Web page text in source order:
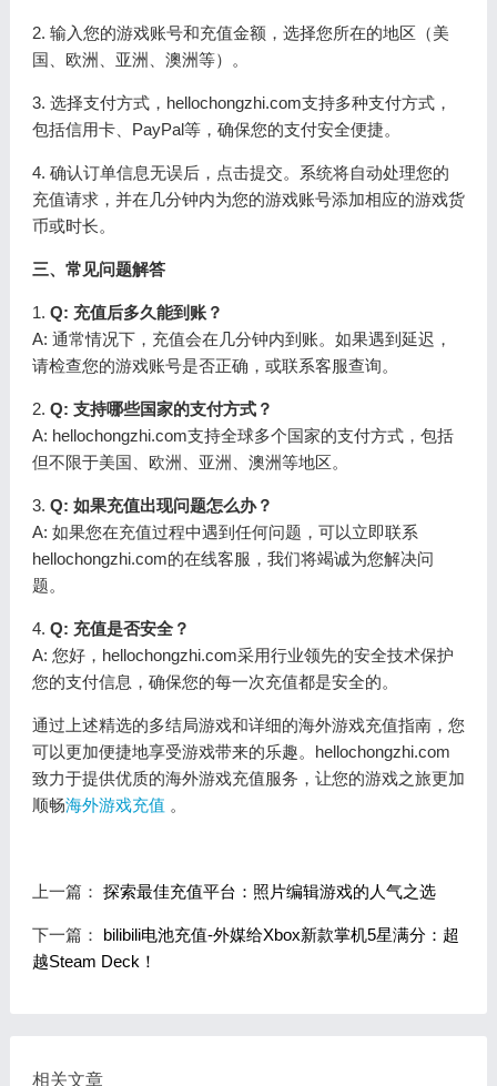
2. 输入您的游戏账号和充值金额，选择您所在的地区（美
国、欧洲、亚洲、澳洲等）。
3. 选择支付方式，hellochongzhi.com支持多种支付方式，
包括信用卡、PayPal等，确保您的支付安全便捷。
4. 确认订单信息无误后，点击提交。系统将自动处理您的
充值请求，并在几分钟内为您的游戏账号添加相应的游戏货
币或时长。
三、常见问题解答
1. Q: 充值后多久能到账？
A: 通常情况下，充值会在几分钟内到账。如果遇到延迟，
请检查您的游戏账号是否正确，或联系客服查询。
2. Q: 支持哪些国家的支付方式？
A: hellochongzhi.com支持全球多个国家的支付方式，包括
但不限于美国、欧洲、亚洲、澳洲等地区。
3. Q: 如果充值出现问题怎么办？
A: 如果您在充值过程中遇到任何问题，可以立即联系
hellochongzhi.com的在线客服，我们将竭诚为您解决问
题。
4. Q: 充值是否安全？
A: 您好，hellochongzhi.com采用行业领先的安全技术保护
您的支付信息，确保您的每一次充值都是安全的。
通过上述精选的多结局游戏和详细的海外游戏充值指南，您
可以更加便捷地享受游戏带来的乐趣。hellochongzhi.com
致力于提供优质的海外游戏充值服务，让您的游戏之旅更加
顺畅海外游戏充值 。
上一篇： 探索最佳充值平台：照片编辑游戏的人气之选
下一篇： bilibili电池充值-外媒给Xbox新款掌机5星满分：超
越Steam Deck！
相关文章